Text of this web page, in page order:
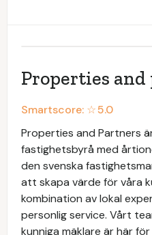
Properties
Smartscore: ☆5.0
Properties and Partners
fastighetsbyrå med
den svenska
att skapa värde för våra
kombination av lokal
personlig service. Vårt
kunniga mäklare är här